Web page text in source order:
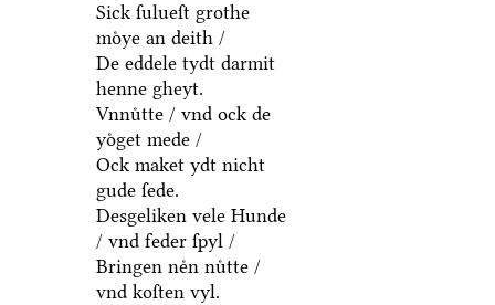
Sick ſulueſt grothe
moͤye an deith /
De eddele tydt darmit
henne gheyt.
Vnnuͤtte / vnd ock de
yoͤget mede /
Ock maket ydt nicht
gude ſede.
Desgeliken vele Hunde
/ vnd feder ſpyl /
Bringen neͤn nuͤtte /
vnd koſten vyl.